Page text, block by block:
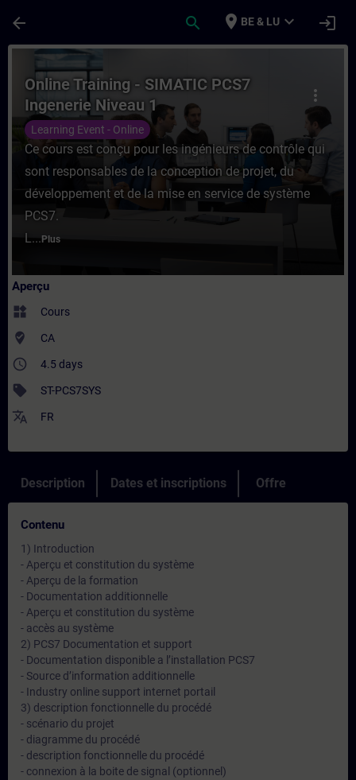
arrow_back search place BE & LU expand_more login
Cours - Online Training - SIMATIC
more_vert
Online Training - SIMATIC PCS7
Ingenerie Niveau 1
Learning Event - Online
Ce cours est conçu pour les ingénieurs de contrôle qui
sont responsables de la conception de projet, du
développement et de la mise en service de système
PCS7.
L... Plus
Aperçu
widgets Cours
where_to_vote CA
access_time 4.5 days
sell ST-PCS7SYS
translate FR
Description Dates et inscriptions Offre
Contenu
1) Introduction
- Aperçu et constitution du système
- Aperçu de la formation
- Documentation additionnelle
- Aperçu et constitution du système
- accès au système
2) PCS7 Documentation et support
- Documentation disponible a l’installation PCS7
- Source d’information additionnelle
- Industry online support internet portail
3) description fonctionnelle du procédé
- scénario du projet
- diagramme du procédé
- description fonctionnelle du procédé
- connexion à la boite de signal (optionnel)